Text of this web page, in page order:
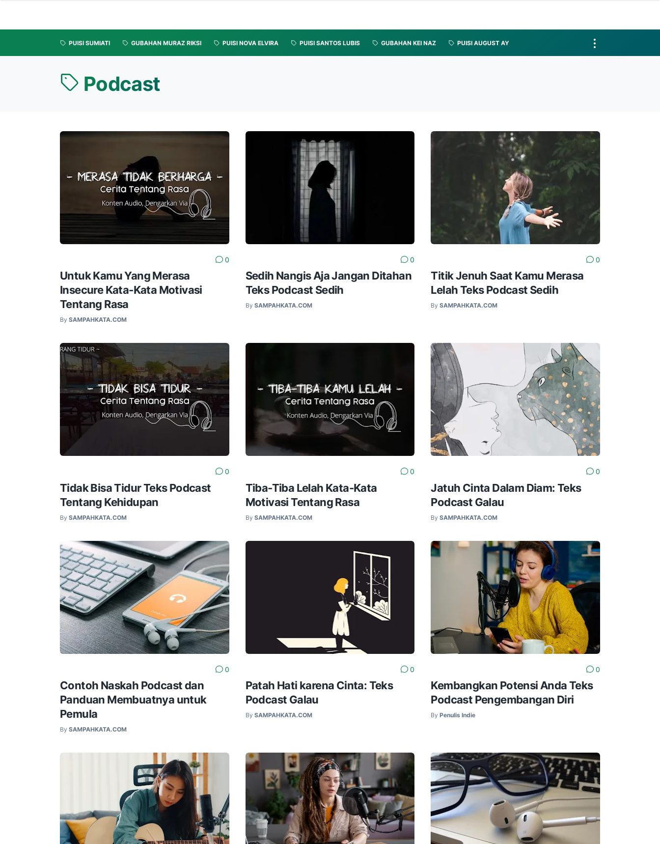
PUISI SUMIATI GUBAHAN MURAZ RIKSI PUISI NOVA ELVIRA PUISI SANTOS LUBIS GUBAHAN KEI NAZ PUISI AUGUST AY
Podcast
0
Untuk Kamu Yang Merasa
Insecure Kata-Kata Motivasi
Tentang Rasa
By SAMPAHKATA.COM
0
Sedih Nangis Aja Jangan Ditahan
Teks Podcast Sedih
By SAMPAHKATA.COM
0
Titik Jenuh Saat Kamu Merasa
Lelah Teks Podcast Sedih
By SAMPAHKATA.COM
0
Tidak Bisa Tidur Teks Podcast
Tentang Kehidupan
By SAMPAHKATA.COM
0
Tiba-Tiba Lelah Kata-Kata
Motivasi Tentang Rasa
By SAMPAHKATA.COM
0
Jatuh Cinta Dalam Diam: Teks
Podcast Galau
By SAMPAHKATA.COM
0
Contoh Naskah Podcast dan
Panduan Membuatnya untuk
Pemula
By SAMPAHKATA.COM
0
Patah Hati karena Cinta: Teks
Podcast Galau
By SAMPAHKATA.COM
0
Kembangkan Potensi Anda Teks
Podcast Pengembangan Diri
By Penulis Indie